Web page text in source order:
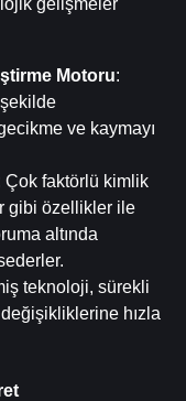
Motoru:
ve kaymayı
Çok faktörlü kimlik
gibi özellikler ile
altında
teknoloji, sürekli
hızla